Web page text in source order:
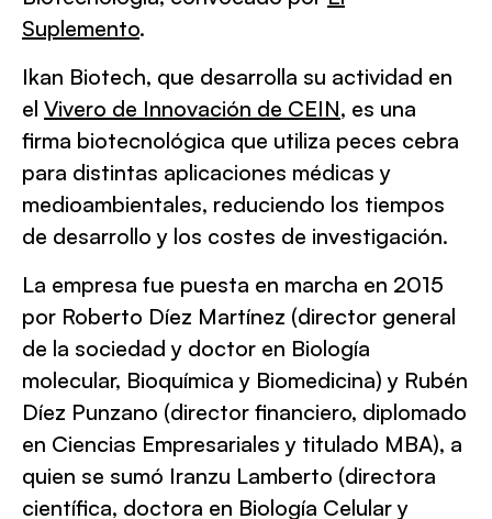
Suplemento.
Ikan Biotech, que desarrolla su actividad en
el Vivero de Innovación de CEIN, es una
firma biotecnológica que utiliza peces cebra
para distintas aplicaciones médicas y
medioambientales, reduciendo los tiempos
de desarrollo y los costes de investigación.
La empresa fue puesta en marcha en 2015
por Roberto Díez Martínez (director general
de la sociedad y doctor en Biología
molecular, Bioquímica y Biomedicina) y Rubén
Díez Punzano (director financiero, diplomado
en Ciencias Empresariales y titulado MBA), a
quien se sumó Iranzu Lamberto (directora
científica, doctora en Biología Celular y